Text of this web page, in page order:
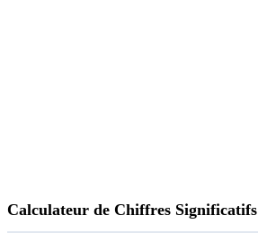
Calculateur de Chiffres Significatifs